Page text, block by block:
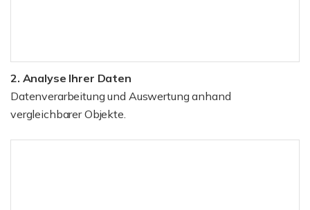
2. Analyse Ihrer Daten
Datenverarbeitung und Auswertung anhand
vergleichbarer Objekte.